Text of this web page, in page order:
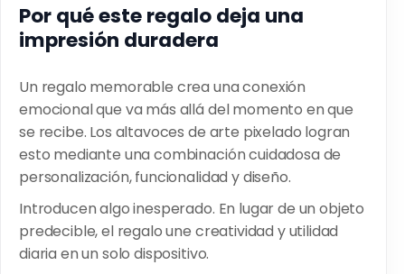
Por qué este regalo deja una
impresión duradera
Un regalo memorable crea una conexión
emocional que va más allá del momento en que
se recibe. Los altavoces de arte pixelado logran
esto mediante una combinación cuidadosa de
personalización, funcionalidad y diseño.
Introducen algo inesperado. En lugar de un objeto
predecible, el regalo une creatividad y utilidad
diaria en un solo dispositivo.